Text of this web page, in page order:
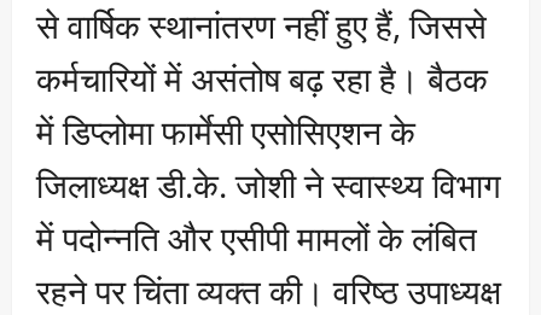
से वार्षिक स्थानांतरण नहीं हुए हैं, जिससे
कर्मचारियों में असंतोष बढ़ रहा है। बैठक
में डिप्लोमा फार्मेसी एसोसिएशन के
जिलाध्यक्ष डी.के. जोशी ने स्वास्थ्य विभाग
में पदोन्नति और एसीपी मामलों के लंबित
रहने पर चिंता व्यक्त की। वरिष्ठ उपाध्यक्ष